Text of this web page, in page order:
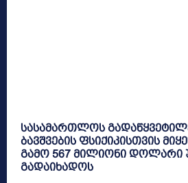
სასამართლოს
ბავშვების ფსიქიკისთვის
გამო 567 მილიონი დოლარი
გადაიხადოს